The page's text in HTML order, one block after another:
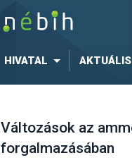
HIVATAL AKTUÁLIS
Változások az
forgalmazásában